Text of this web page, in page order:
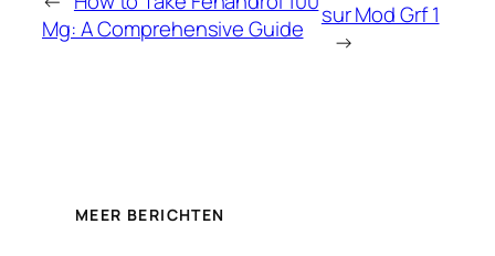
Mg: A Comprehensive Guide
sur Mod Grf 1
→
MEER BERICHTEN